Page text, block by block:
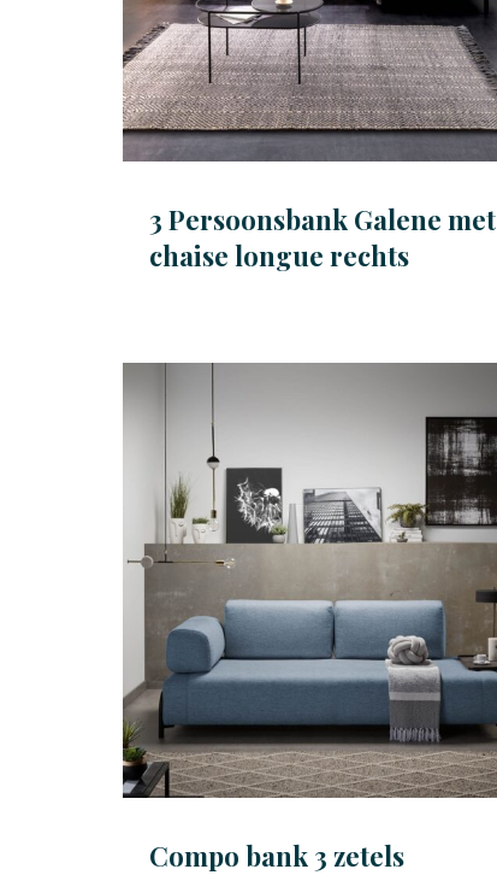
3 Persoonsbank Galene met
chaise longue rechts
Compo bank 3 zetels